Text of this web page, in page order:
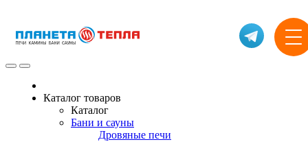
Каталог товаров
Каталог
Бани и сауны
Дровяные печи